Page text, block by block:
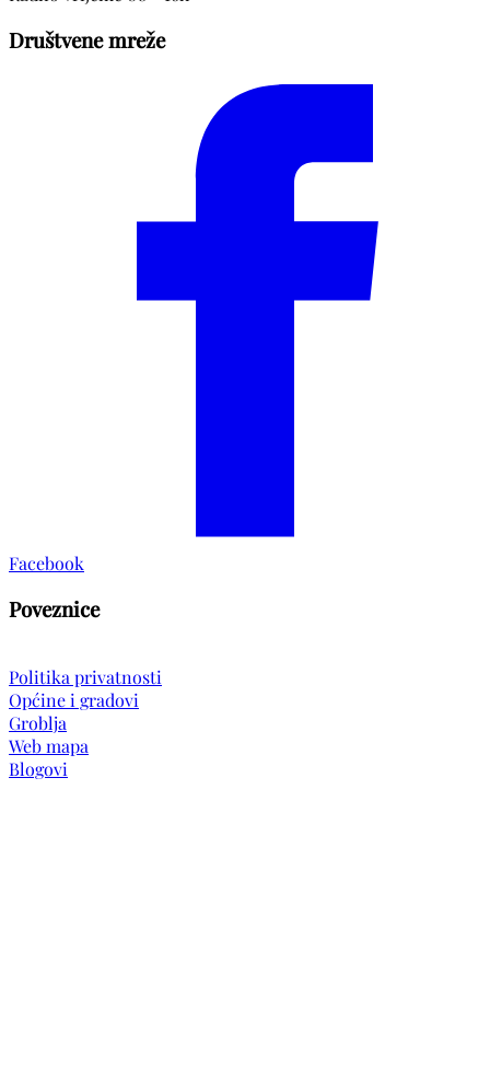
Društvene mreže
Facebook
Poveznice
Politika privatnosti
Općine i gradovi
Groblja
Web mapa
Blogovi